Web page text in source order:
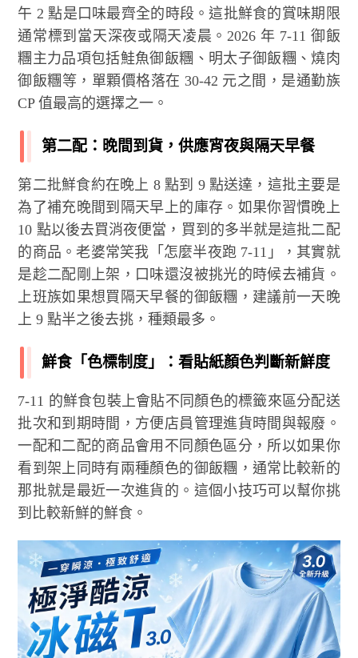
午 2 點是口味最齊全的時段。這批鮮食的賞味期限
通常標到當天深夜或隔天凌晨。2026 年 7-11 御飯
糰主力品項包括鮭魚御飯糰、明太子御飯糰、燒肉
御飯糰等，單顆價格落在 30-42 元之間，是通勤族
CP 值最高的選擇之一。
第二配：晚間到貨，供應宵夜與隔天早餐
第二批鮮食約在晚上 8 點到 9 點送達，這批主要是
為了補充晚間到隔天早上的庫存。如果你習慣晚上
10 點以後去買消夜便當，買到的多半就是這批二配
的商品。老婆常笑我「怎麼半夜跑 7-11」，其實就
是趁二配剛上架，口味還沒被挑光的時候去補貨。
上班族如果想買隔天早餐的御飯糰，建議前一天晚
上 9 點半之後去挑，種類最多。
鮮食「色標制度」：看貼紙顏色判斷新鮮度
7-11 的鮮食包裝上會貼不同顏色的標籤來區分配送
批次和到期時間，方便店員管理進貨時間與報廢。
一配和二配的商品會用不同顏色區分，所以如果你
看到架上同時有兩種顏色的御飯糰，通常比較新的
那批就是最近一次進貨的。這個小技巧可以幫你挑
到比較新鮮的鮮食。